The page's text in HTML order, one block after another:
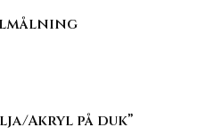
Akryl på duk”